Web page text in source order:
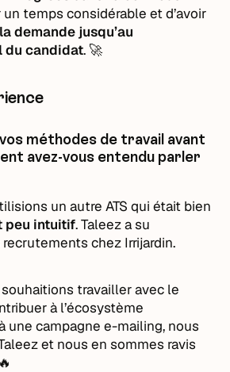
temps considérable et d’avoir
demande jusqu’au
du candidat. 🚀
méthodes de travail avant
avez-vous entendu parler
un autre ATS qui était bien
peu intuitif. Taleez a su
recrutements chez Irrijardin.
souhaitions travailler avec le
à l’écosystème
une campagne e-mailing, nous
et nous en sommes ravis